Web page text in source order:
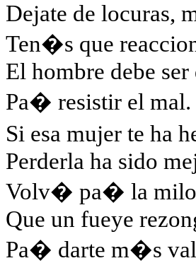
Dejate de locuras,
Ten�s que
El hombre debe
Pa� resistir el mal.
Si esa mujer te ha
Perderla ha sido
Volv� pa� la
Que un fueye
Pa� darte m�s